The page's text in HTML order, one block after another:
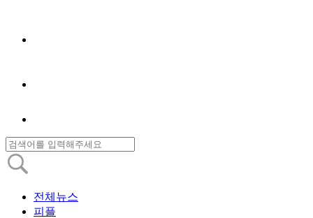
전체뉴스
피플